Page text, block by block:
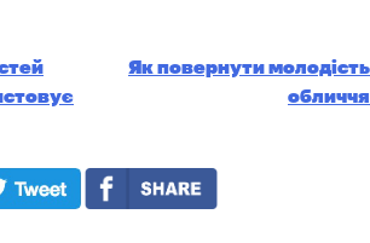
Як повернути молодість
обличчя